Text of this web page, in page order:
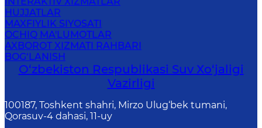
HUJJATLAR
MAXFIYLIK SIYOSATI
OCHIQ MA'LUMOTLAR
AXBOROT XIZMATI RAHBARI
BOG‘LANISH
O‘zbekiston Respublikasi Suv Хo‘jaligi
Vazirligi
100187, Toshkent shahri, Mirzo Ulug‘bek tumani,
Qorasuv-4 dahasi, 11-uy